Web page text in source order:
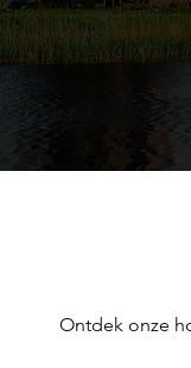
Ontdek onze